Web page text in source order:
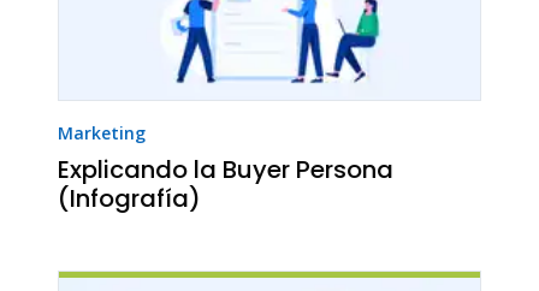
Marketing
Explicando la Buyer Persona
(Infografía)